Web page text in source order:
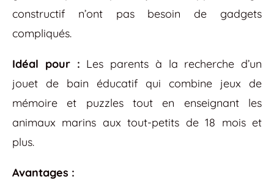
constructif n’ont pas besoin de gadgets
compliqués.
Idéal pour : Les parents à la recherche d’un
jouet de bain éducatif qui combine jeux de
mémoire et puzzles tout en enseignant les
animaux marins aux tout-petits de 18 mois et
plus.
Avantages :